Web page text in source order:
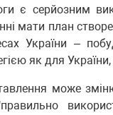
є серйозним
мати план
України –
як для
може